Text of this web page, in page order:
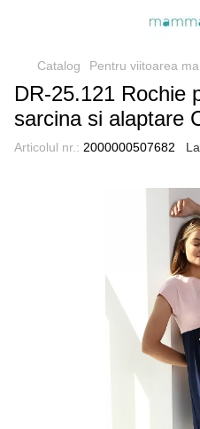
Catalog Pentru viitoarea
DR-25.121 Rochie
sarcina si alaptare
Articolul nr.: 2000000507682